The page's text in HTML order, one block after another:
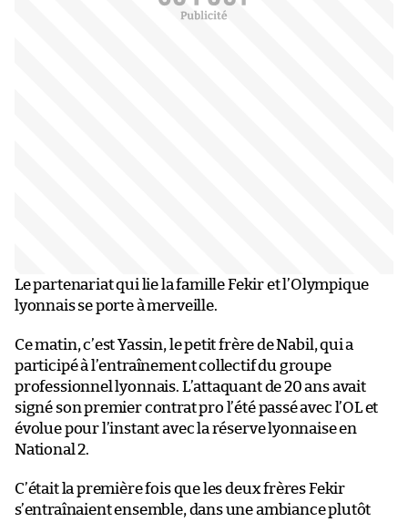
Le partenariat qui lie la famille Fekir et l’Olympique
lyonnais se porte à merveille.
Ce matin, c’est Yassin, le petit frère de Nabil, qui a
participé à l’entraînement collectif du groupe
professionnel lyonnais. L’attaquant de 20 ans avait
signé son premier contrat pro l’été passé avec l’OL et
évolue pour l’instant avec la réserve lyonnaise en
National 2.
C’était la première fois que les deux frères Fekir
s’entraînaient ensemble, dans une ambiance plutôt